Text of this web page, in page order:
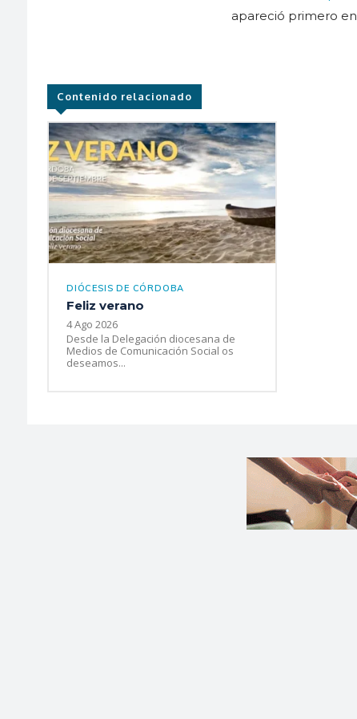
apareció primero en
Contenido relacionado
DIÓCESIS DE CÓRDOBA
Feliz verano
4 Ago 2026
Desde la Delegación diocesana de
Medios de Comunicación Social os
deseamos...